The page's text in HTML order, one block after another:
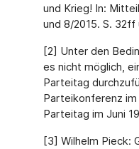
und Krieg! In:
und 8/2015. S. 32ff
[2] Unter den
es nicht möglich,
Parteitag
Parteikonferenz
Parteitag im Juni
[3] Wilhelm Pieck: